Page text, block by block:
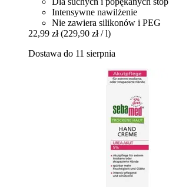
Intensywne nawilżenie
Nie zawiera silikonów i PEG
22,99 zł (229,90 zł / l)
Dostawa do 11 sierpnia